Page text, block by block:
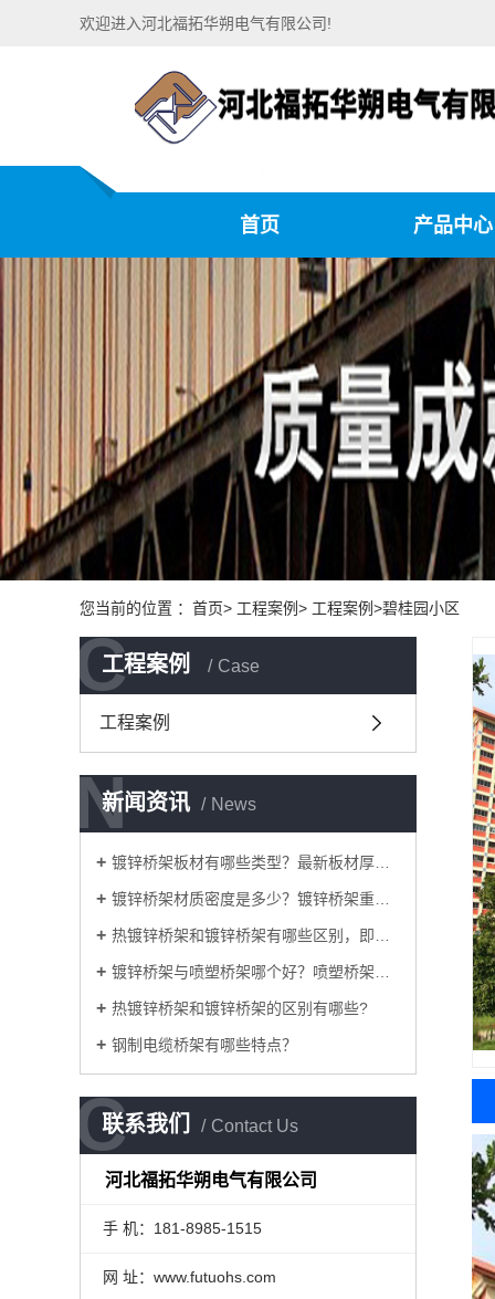
欢迎进入河北福拓华朔电气有限公司!
首页 产品中心
您当前的位置 ：首页> 工程案例> 工程案例>碧桂园小区
工程案例 Case
C
C
工程案例
新闻资讯 News
N
N
镀锌桥架板材有哪些类型？最新板材厚度标准？
镀锌桥架材质密度是多少？镀锌桥架重量如何计算
热镀锌桥架和镀锌桥架有哪些区别，即相同与不同
镀锌桥架与喷塑桥架哪个好？喷塑桥架与镀锌桥架
热镀锌桥架和镀锌桥架的区别有哪些?
钢制电缆桥架有哪些特点？
联系我们 Contact Us
C
C
河北福拓华朔电气有限公司
手 机：181-8985-1515
网 址：www.futuohs.com